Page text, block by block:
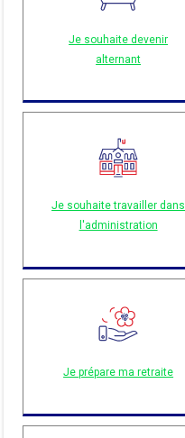
Je souhaite devenir
alternant
Je souhaite travailler dans
l'administration
Je prépare ma retraite